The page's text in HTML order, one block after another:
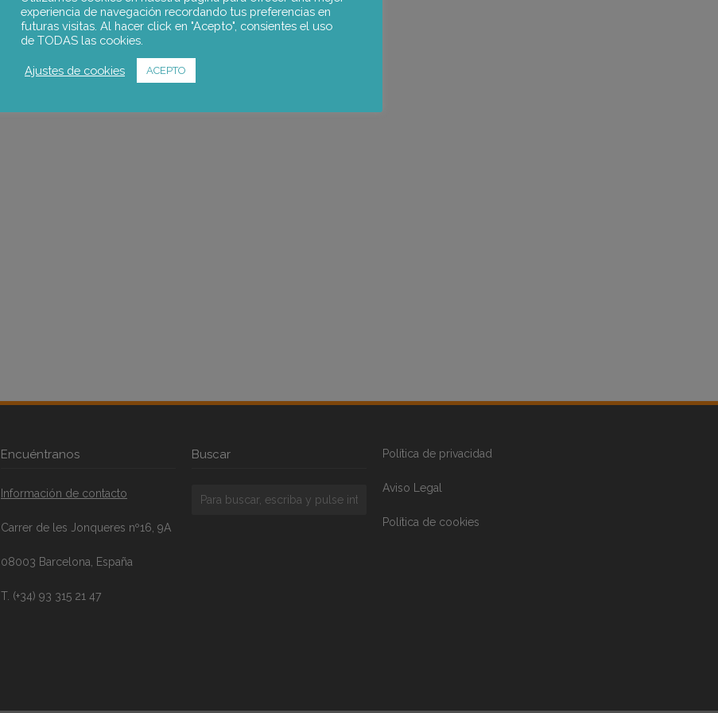
Encuéntranos
Información de contacto
Carrer de les Jonqueres nº16, 9A
08003 Barcelona, España
T. (+34) 93 315 21 47
Buscar Política de privacidad
Aviso Legal
Política de cookies
experiencia de navegación recordando tus preferencias en
futuras visitas. Al hacer click en "Acepto", consientes el uso
de TODAS las cookies.
Ajustes de cookies ACEPTO